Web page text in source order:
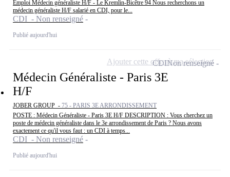
Emploi Médecin généraliste H/F - Le Kremlin-Bicêtre 94 Nous recherchons un
médecin généraliste H/F salarié en CDI, pour le...
CDI - Non renseigné
Publié aujourd'hui
Médecin Généraliste - Paris 3E
H/F
JOBER GROUP - 75 - PARIS 3E ARRONDISSEMENT
POSTE : Médecin Généraliste - Paris 3E H/F DESCRIPTION : Vous cherchez un
poste de médecin généraliste dans le 3e arrondissement de Paris ? Nous avons
exactement ce qu'il vous faut : un CDI à temps...
CDI - Non renseigné
Publié aujourd'hui
CDINon renseigné
Ajouter cette offre à ma sélection